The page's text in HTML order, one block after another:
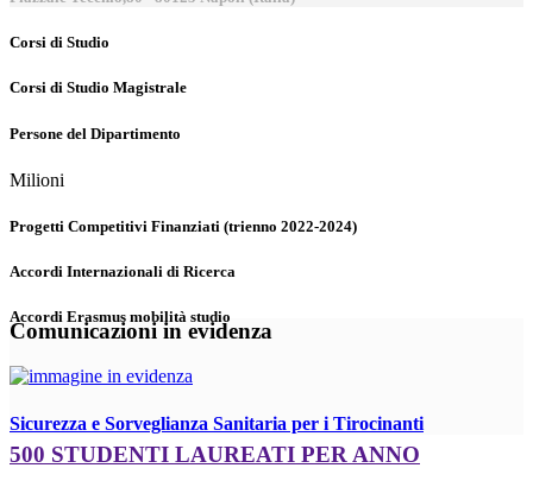
Corsi di Studio
Corsi di Studio Magistrale
Persone del Dipartimento
Milioni
Progetti Competitivi Finanziati (trienno 2022-2024)
Accordi Internazionali di Ricerca
Accordi Erasmus mobilità studio
Comunicazioni in evidenza
Sicurezza e Sorveglianza Sanitaria per i Tirocinanti
500 STUDENTI LAUREATI PER ANNO